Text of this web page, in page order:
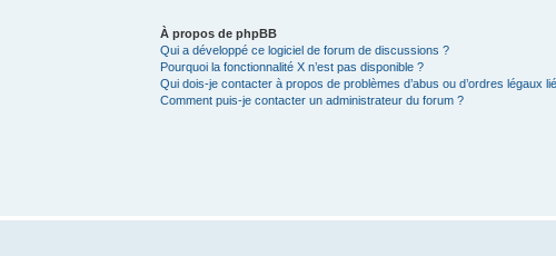
À propos de phpBB
Qui a développé ce logiciel de forum de discussions ?
Pourquoi la fonctionnalité X n’est pas disponible ?
Qui dois-je contacter à propos de problèmes d’abus ou d’ordres légaux
Comment puis-je contacter un administrateur du forum ?